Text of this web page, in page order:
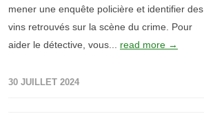
mener une enquête policière et identifier des
vins retrouvés sur la scène du crime. Pour
aider le détective, vous... read more →
30 JUILLET 2024